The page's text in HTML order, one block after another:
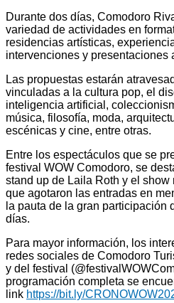
Durante dos días, Comodoro
variedad de actividades en
residencias artísticas,
intervenciones y presentaciones
Las propuestas estarán
vinculadas a la cultura pop, el
inteligencia artificial,
música, filosofía, moda,
escénicas y cine, entre otras.
Entre los espectáculos que se
festival WOW Comodoro, se
stand up de Laila Roth y el
que agotaron las entradas en
la pauta de la gran participación
días.
Para mayor información, los
redes sociales de Comodoro
y del festival
programación completa se
link https://bit.ly/